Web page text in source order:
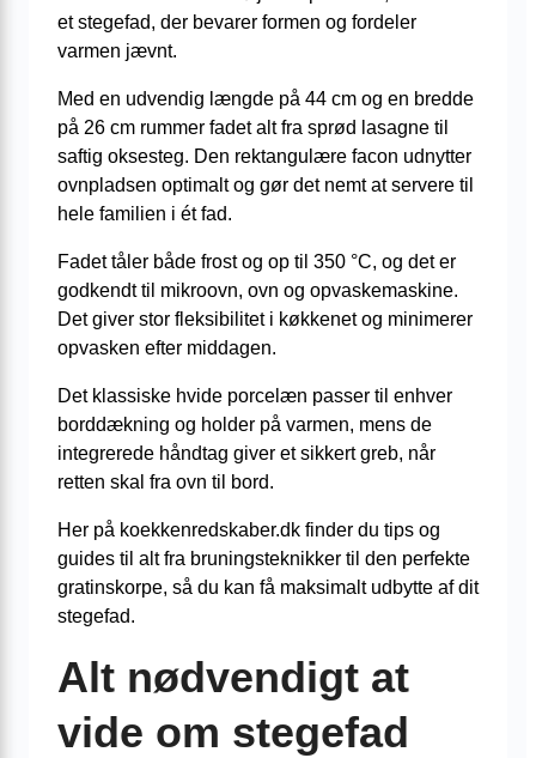
et stegefad, der bevarer formen og fordeler
varmen jævnt.
Med en udvendig længde på 44 cm og en bredde
på 26 cm rummer fadet alt fra sprød lasagne til
saftig oksesteg. Den rektangulære facon udnytter
ovnpladsen optimalt og gør det nemt at servere til
hele familien i ét fad.
Fadet tåler både frost og op til 350 °C, og det er
godkendt til mikroovn, ovn og opvaskemaskine.
Det giver stor fleksibilitet i køkkenet og minimerer
opvasken efter middagen.
Det klassiske hvide porcelæn passer til enhver
borddækning og holder på varmen, mens de
integrerede håndtag giver et sikkert greb, når
retten skal fra ovn til bord.
Her på koekkenredskaber.dk finder du tips og
guides til alt fra bruningsteknikker til den perfekte
gratinskorpe, så du kan få maksimalt udbytte af dit
stegefad.
Alt nødvendigt at
vide om stegefad